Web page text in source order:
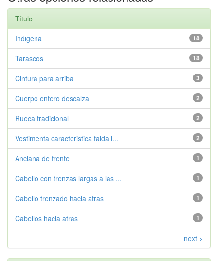
Título
18
Indigena
18
Tarascos
3
Cintura para arriba
2
Cuerpo entero descalza
2
Rueca tradicional
2
Vestimenta caracteristica falda l...
1
Anciana de frente
1
Cabello con trenzas largas a las ...
1
Cabello trenzado hacia atras
1
Cabellos hacia atras
next >